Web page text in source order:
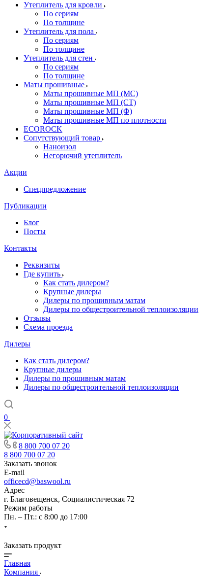
Утеплитель для кровли
По сериям
По толщине
Утеплитель для пола
По сериям
По толщине
Утеплитель для стен
По сериям
По толщине
Маты прошивные
Маты прошивные МП (МС)
Маты прошивные МП (СТ)
Маты прошивные МП (Ф)
Маты прошивные МП по плотности
ECOROCK
Сопутствующий товар
Наноизол
Негорючий утеплитель
Акции
Спецпредложение
Публикации
Блог
Посты
Контакты
Реквизиты
Где купить
Как стать дилером?
Крупные дилеры
Дилеры по прошивным матам
Дилеры по общестроительной теплоизоляции
Отзывы
Схема проезда
Дилеры
Как стать дилером?
Крупные дилеры
Дилеры по прошивным матам
Дилеры по общестроительной теплоизоляции
0
8 800 700 07 20
8 800 700 07 20
Заказать звонок
E-mail
officecd@baswool.ru
Адрес
г. Благовещенск, Социалистическая 72
Режим работы
Пн. – Пт.: с 8:00 до 17:00
Заказать продукт
Главная
Компания